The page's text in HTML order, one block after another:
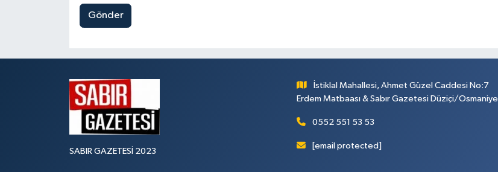
Gönder
SABIR GAZETESİ 2023
İstiklal Mahallesi, Ahmet Güzel Caddesi No:7
Erdem Matbaası & Sabır Gazetesi Düziçi/Osmaniye
0552 551 53 53
[email protected]